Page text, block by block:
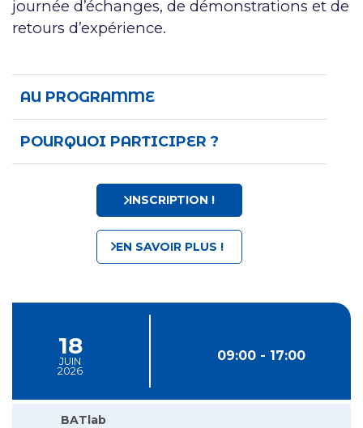
journée d’échanges, de démonstrations et de
retours d’expérience.
AU PROGRAMME
POURQUOI PARTICIPER ?
INSCRIPTION !
EN SAVOIR PLUS !
18
JUIN
2026
09:00 - 17:00
BATlab